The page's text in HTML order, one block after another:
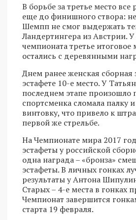
В борьбе за третье место все
еще до финишного створа:
Шемпп не смог выдержать
Ландертингера из Австрии. У
чемпионата третье
остались с деревянными
Днем ранее женская сборная
эстафете 10-е место. У
последнем этапе произошло
спортсменка сломала палку
винтовку, что привело к
первой же стрельбе.
На Чемпионате мира 2017
эстафеты у российской
одна награда – «бронза»
эстафеты. В личных гонках
результаты у Антона
Старых – 4-е места в гонках
Чемпионат завершится
старта 19 февраля.